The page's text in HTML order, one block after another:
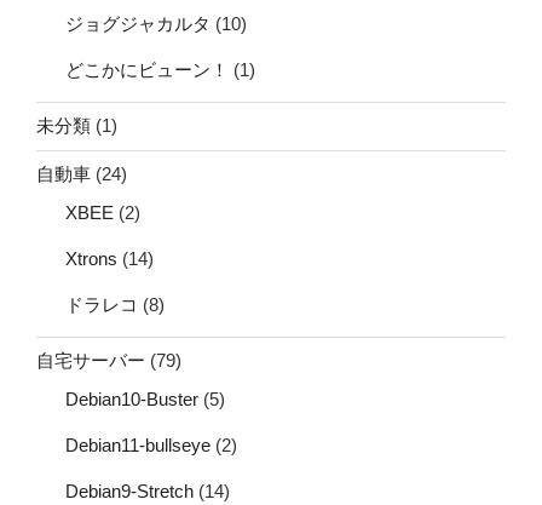
ジョグジャカルタ (10)
どこかにビューン！ (1)
未分類 (1)
自動車 (24)
XBEE (2)
Xtrons (14)
ドラレコ (8)
自宅サーバー (79)
Debian10-Buster (5)
Debian11-bullseye (2)
Debian9-Stretch (14)